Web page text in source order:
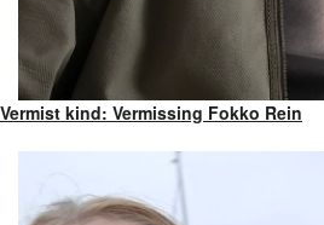
Vermist kind: Vermissing Fokko Rein